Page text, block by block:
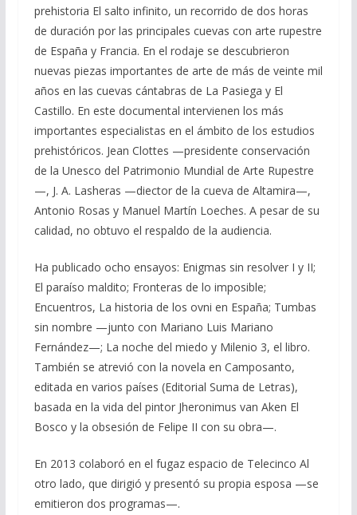
prehistoria El salto infinito, un recorrido de dos horas
de duración por las principales cuevas con arte rupestre
de España y Francia. En el rodaje se descubrieron
nuevas piezas importantes de arte de más de veinte mil
años en las cuevas cántabras de La Pasiega y El
Castillo. En este documental intervienen los más
importantes especialistas en el ámbito de los estudios
prehistóricos. Jean Clottes —presidente conservación
de la Unesco del Patrimonio Mundial de Arte Rupestre
—, J. A. Lasheras —diector de la cueva de Altamira—,
Antonio Rosas y Manuel Martín Loeches. A pesar de su
calidad, no obtuvo el respaldo de la audiencia.
Ha publicado ocho ensayos: Enigmas sin resolver I y II;
El paraíso maldito; Fronteras de lo imposible;
Encuentros, La historia de los ovni en España; Tumbas
sin nombre —junto con Mariano Luis Mariano
Fernández—; La noche del miedo y Milenio 3, el libro.
También se atrevió con la novela en Camposanto,
editada en varios países (Editorial Suma de Letras),
basada en la vida del pintor Jheronimus van Aken El
Bosco y la obsesión de Felipe II con su obra—.
En 2013 colaboró en el fugaz espacio de Telecinco Al
otro lado, que dirigió y presentó su propia esposa —se
emitieron dos programas—.